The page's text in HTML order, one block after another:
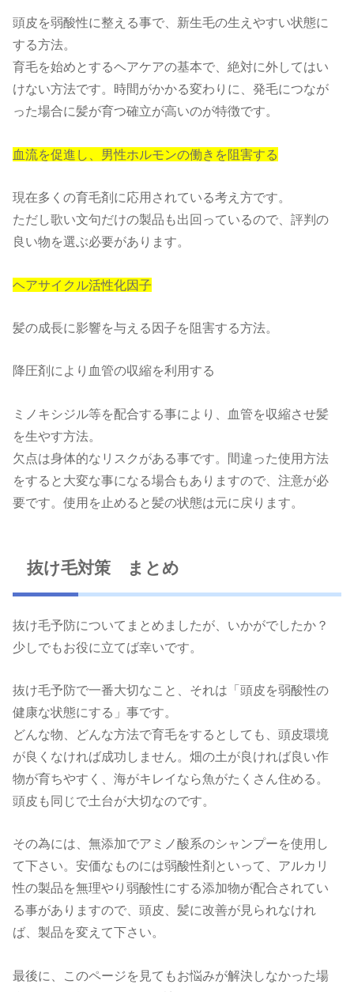
頭皮を弱酸性に整える事で、新生毛の生えやすい状態に
する方法。
育毛を始めとするヘアケアの基本で、絶対に外してはい
けない方法です。時間がかかる変わりに、発毛につなが
った場合に髪が育つ確立が高いのが特徴です。
血流を促進し、男性ホルモンの働きを阻害する
現在多くの育毛剤に応用されている考え方です。
ただし歌い文句だけの製品も出回っているので、評判の
良い物を選ぶ必要があります。
ヘアサイクル活性化因子
髪の成長に影響を与える因子を阻害する方法。
降圧剤により血管の収縮を利用する
ミノキシジル等を配合する事により、血管を収縮させ髪
を生やす方法。
欠点は身体的なリスクがある事です。間違った使用方法
をすると大変な事になる場合もありますので、注意が必
要です。使用を止めると髪の状態は元に戻ります。
抜け毛対策 まとめ
抜け毛予防についてまとめましたが、いかがでしたか？
少しでもお役に立てば幸いです。
抜け毛予防で一番大切なこと、それは「頭皮を弱酸性の
健康な状態にする」事です。
どんな物、どんな方法で育毛をするとしても、頭皮環境
が良くなければ成功しません。畑の土が良ければ良い作
物が育ちやすく、海がキレイなら魚がたくさん住める。
頭皮も同じで土台が大切なのです。
その為には、無添加でアミノ酸系のシャンプーを使用し
て下さい。安価なものには弱酸性剤といって、アルカリ
性の製品を無理やり弱酸性にする添加物が配合されてい
る事がありますので、頭皮、髪に改善が見られなけれ
ば、製品を変えて下さい。
最後に、このページを見てもお悩みが解決しなかった場